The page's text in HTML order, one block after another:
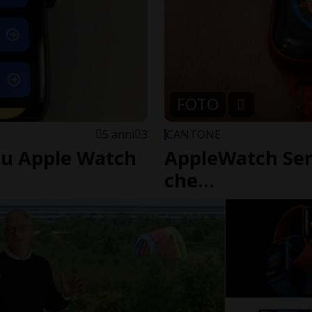
5 anni 3
Apple Watch
FOTO
CANTONE
AppleWatch
che...